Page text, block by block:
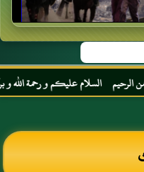
الرحيم السلام عليكم و رحمة الله و